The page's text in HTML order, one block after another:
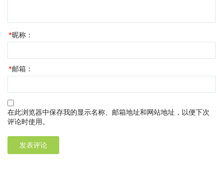
*昵称：
*邮箱：
在此浏览器中保存我的显示名称、邮箱地址和网站地址，以便下次
评论时使用。